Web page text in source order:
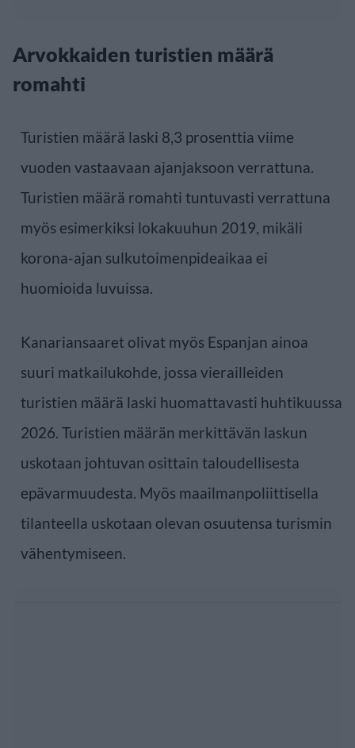
Arvokkaiden turistien määrä
romahti
Turistien määrä laski 8,3 prosenttia viime
vuoden vastaavaan ajanjaksoon verrattuna.
Turistien määrä romahti tuntuvasti verrattuna
myös esimerkiksi lokakuuhun 2019, mikäli
korona-ajan sulkutoimenpideaikaa ei
huomioida luvuissa.
Kanariansaaret olivat myös Espanjan ainoa
suuri matkailukohde, jossa vierailleiden
turistien määrä laski huomattavasti huhtikuussa
2026. Turistien määrän merkittävän laskun
uskotaan johtuvan osittain taloudellisesta
epävarmuudesta. Myös maailmanpoliittisella
tilanteella uskotaan olevan osuutensa turismin
vähentymiseen.